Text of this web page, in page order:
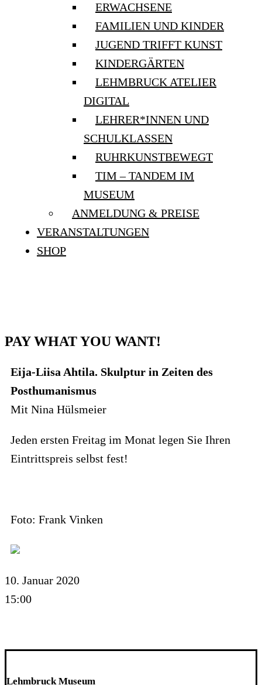
ERWACHSENE
FAMILIEN UND KINDER
JUGEND TRIFFT KUNST
KINDERGÄRTEN
LEHMBRUCK ATELIER
DIGITAL
LEHRER*INNEN UND
SCHULKLASSEN
RUHRKUNSTBEWEGT
TIM – TANDEM IM
MUSEUM
ANMELDUNG & PREISE
VERANSTALTUNGEN
SHOP
PAY WHAT YOU WANT!
Eija-Liisa Ahtila. Skulptur in Zeiten des
Posthumanismus
Mit Nina Hülsmeier
Jeden ersten Freitag im Monat legen Sie Ihren
Eintrittspreis selbst fest!
Foto: Frank Vinken
10. Januar 2020
15:00
Lehmbruck Museum